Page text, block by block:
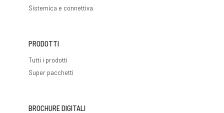
Sistemica e connettiva
PRODOTTI
Tutti i prodotti
Super pacchetti
BROCHURE DIGITALI